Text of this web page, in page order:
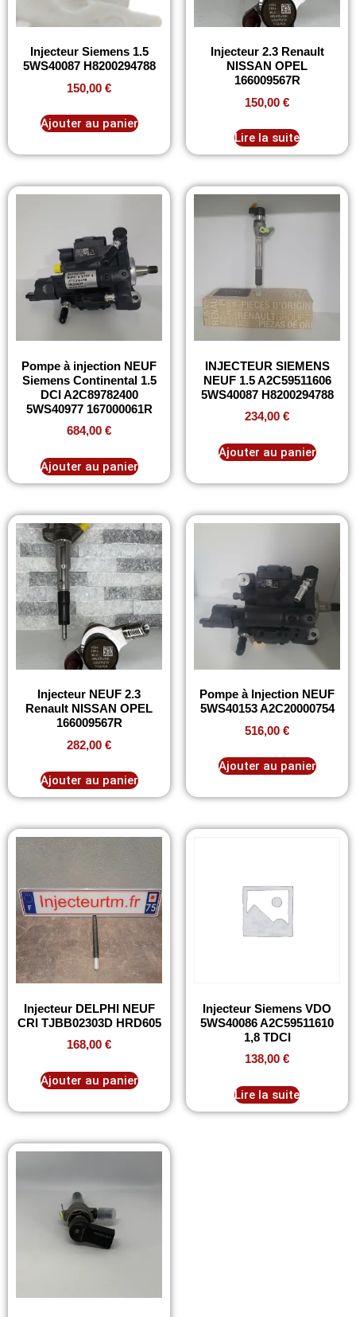
Injecteur Siemens 1.5
5WS40087 H8200294788
150,00 €
Ajouter au panier
Injecteur 2.3 Renault
NISSAN OPEL
166009567R
150,00 €
Lire la suite
Pompe à injection NEUF
Siemens Continental 1.5
DCI A2C89782400
5WS40977 167000061R
684,00 €
Ajouter au panier
INJECTEUR SIEMENS
NEUF 1.5 A2C59511606
5WS40087 H8200294788
234,00 €
Ajouter au panier
Injecteur NEUF 2.3
Renault NISSAN OPEL
166009567R
282,00 €
Ajouter au panier
Pompe à Injection NEUF
5WS40153 A2C20000754
516,00 €
Ajouter au panier
Injecteur DELPHI NEUF
CRI TJBB02303D HRD605
168,00 €
Ajouter au panier
Injecteur Siemens VDO
5WS40086 A2C59511610
1,8 TDCI
138,00 €
Lire la suite